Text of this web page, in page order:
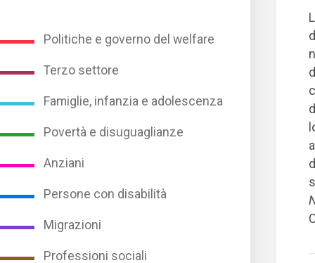
Politiche e governo del welfare
Terzo settore
Famiglie, infanzia e adolescenza
Povertà e disuguaglianze
Anziani
Persone con disabilità
Migrazioni
Professioni sociali